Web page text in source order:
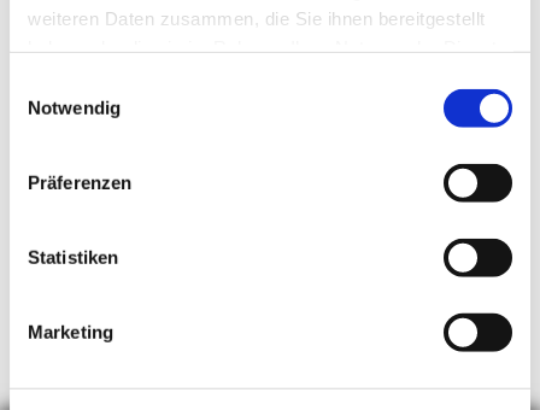
weiteren Daten zusammen, die Sie ihnen bereitgestellt
Notwendig
Präferenzen
Statistiken
Marketing